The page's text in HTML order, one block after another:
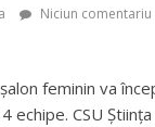
Niciun comentariu
feminin va
echipe. CSU Știința